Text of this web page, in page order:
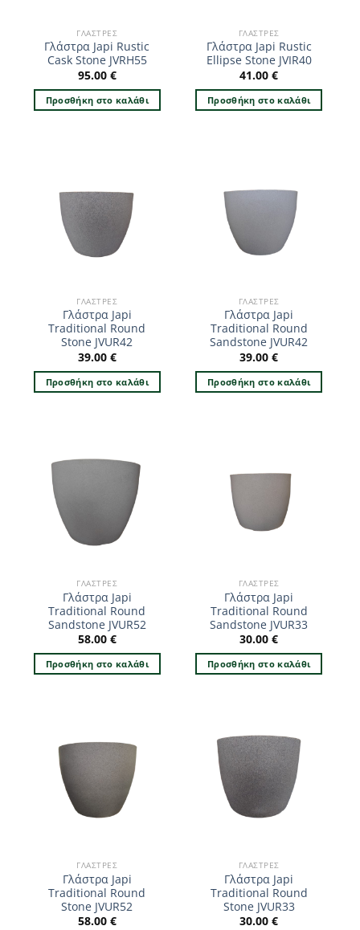
ΓΛΆΣΤΡΕΣ
Γλάστρα Japi Rustic
Cask Stone JVRH55
95.00 €
Προσθήκη στο καλάθι
ΓΛΆΣΤΡΕΣ
Γλάστρα Japi Rustic
Ellipse Stone JVIR40
41.00€
Προσθήκη στο καλάθι
ΓΛΆΣΤΡΕΣ
Γλάστρα Japi
Traditional Round
Stone JVUR42
39.00 €
Προσθήκη στο καλάθι
ΓΛΆΣΤΡΕΣ
Γλάστρα Japi
Traditional Round
Sandstone JVUR42
39.00€
Προσθήκη στο καλάθι
ΓΛΆΣΤΡΕΣ
Γλάστρα Japi
Traditional Round
Sandstone JVUR52
58.00 €
Προσθήκη στο καλάθι
ΓΛΆΣΤΡΕΣ
Γλάστρα Japi
Traditional Round
Sandstone JVUR33
30.00€
Προσθήκη στο καλάθι
ΓΛΆΣΤΡΕΣ
Γλάστρα Japi
Traditional Round
Stone JVUR52
58.00 €
ΓΛΆΣΤΡΕΣ
Γλάστρα Japi
Traditional Round
Stone JVUR33
30.00€